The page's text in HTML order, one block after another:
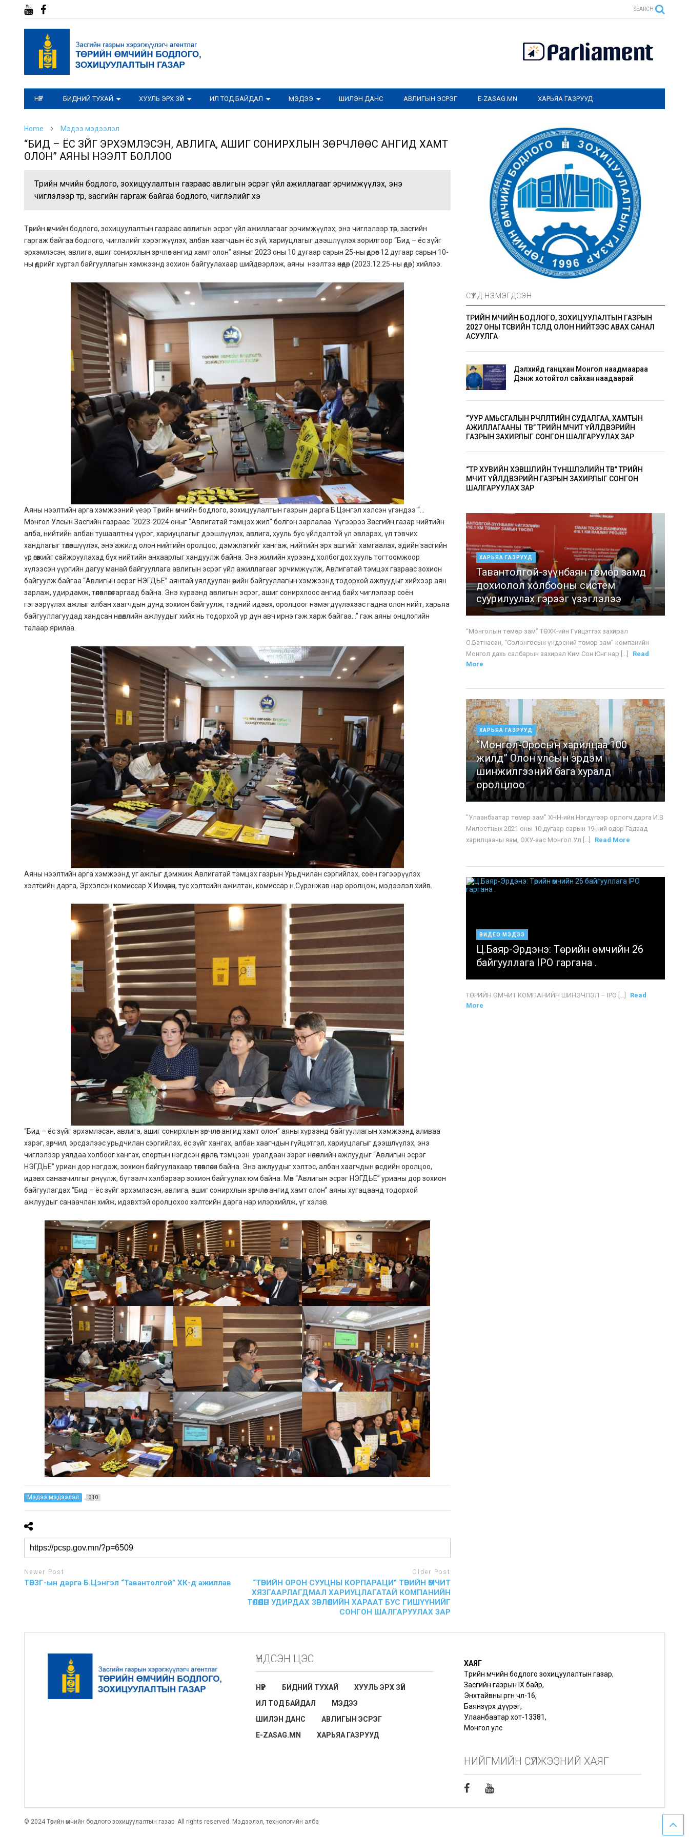
SEARCH
НҮҮР БИДНИЙ ТУХАЙ ХУУЛЬ ЭРХ ЗҮЙ ИЛ ТОД БАЙДАЛ МЭДЭЭ ШИЛЭН ДАНС АВЛИГЫН ЭСРЭГ E-ZASAG.MN ХАРЬЯА ГАЗРУУД
Home Мэдээ мэдээлэл
“БИД – ЁС ЗҮЙГ ЭРХЭМЛЭСЭН, АВЛИГА, АШИГ СОНИРХЛЫН ЗӨРЧЛӨӨС АНГИД ХАМТ
ОЛОН” АЯНЫ НЭЭЛТ БОЛЛОО
Төрийн өмчийн бодлого, зохицуулалтын газраас авлигын эсрэг үйл ажиллагааг эрчимжүүлэх, энэ
чиглэлээр төр, засгийн гаргаж байгаа бодлого, чиглэлийг хэ
Төрийн өмчийн бодлого, зохицуулалтын газраас авлигын эсрэг үйл ажиллагааг эрчимжүүлэх, энэ чиглэлээр төр, засгийн
гаргаж байгаа бодлого, чиглэлийг хэрэгжүүлэх, албан хаагчдын ёс зүй, хариуцлагыг дээшлүүлэх зорилгоор “Бид – ёс зүйг
эрхэмлэсэн, авлига, ашиг сонирхлын зөрчлөөс ангид хамт олон” аяныг 2023 оны 10 дугаар сарын 25-ны өдрөөс 12 дугаар сарын 10-
ны өдрийг хүртэл байгууллагын хэмжээнд зохион байгуулахаар шийдвэрлэж, аяны нээлтээ өнөөдөр (2023.12.25-ны өдөр) хийлээ.
Аяны нээлтийн арга хэмжээний үеэр Төрийн өмчийн бодлого, зохицуулалтын газрын дарга Б.Цэнгэл хэлсэн үгэндээ “…
Монгол Улсын Засгийн газраас “2023-2024 оныг “Авлигатай тэмцэх жил” болгон зарлалаа. Үүгээрээ Засгийн газар нийтийн
алба, нийтийн албан тушаалтны үүрэг, хариуцлагыг дээшлүүлэх, авлига, хууль бус үйлдэлтэй үл эвлэрэх, үл тэвчих
хандлагыг төлөвшүүлэх, энэ ажилд олон нийтийн оролцоо, дэмжлэгийг хангаж, нийтийн эрх ашгийг хамгаалах, эдийн засгийн
үр өгөөжийг сайжруулахад бүх нийтийн анхаарлыг хандуулж байна. Энэ жилийн хүрээнд холбогдох хууль тогтоомжоор
хүлээсэн үүргийн дагуу манай байгууллага авлигын эсрэг үйл ажиллагааг эрчимжүүлж, Авлигатай тэмцэх газраас зохион
байгуулж байгаа “Авлигын эсрэг НЭГДЬЕ” аянтай уялдуулан өөрийн байгууллагын хэмжээнд тодорхой ажлуудыг хийхээр аян
зарлаж, удирдамж, төлөвлөгөө гаргаад байна. Энэ хүрээнд авлигын эсрэг, ашиг сонирхлоос ангид байх чиглэлээр соён
гэгээрүүлэх ажлыг албан хаагчдын дунд зохион байгуулж, тэдний идэвх, оролцоог нэмэгдүүлэхээс гадна олон нийт, харьяа
байгууллагуудад хандсан нөлөөллийн ажлуудыг хийх нь тодорхой үр дүн авч ирнэ гэж харж байгаа…” гэж аяны онцлогийн
талаар ярилаа.
Аяны нээлтийн арга хэмжээнд уг ажлыг дэмжиж Авлигатай тэмцэх газрын Урьдчилан сэргийлэх, соён гэгээрүүлэх
хэлтсийн дарга, Эрхэлсэн комиссар Х.Ихмөрөн, тус хэлтсийн ажилтан, комиссар н.Сүрэнжав нар оролцож, мэдээлэл хийв.
“Бид – ёс зүйг эрхэмлэсэн, авлига, ашиг сонирхлын зөрчлөөс ангид хамт олон” аяны хүрээнд байгууллагын хэмжээнд аливаа
хэрэг, зөрчил, эрсдэлээс урьдчилан сэргийлэх, ёс зүйг хангах, албан хаагчдын гүйцэтгэл, хариуцлагыг дээшлүүлэх, энэ
чиглэлээр уялдаа холбоог хангах, спортын нэгдсэн өдөрлөг, тэмцээн уралдаан зэрэг нөлөөллийн ажлуудыг “Авлигын эсрэг
НЭГДЬЕ” уриан дор нэгдэж, зохион байгуулахаар төлөвлөсөн байна. Энэ ажлуудыг хэлтэс, албан хаагчдын өөрсдийн оролцоо,
идэвх санаачилгыг өрнүүлж, бүтээлч хэлбэрээр зохион байгуулах юм байна. Мөн “Авлигын эсрэг НЭГДЬЕ” урианы дор зохион
байгуулагдах “Бид – ёс зүйг эрхэмлэсэн, авлига, ашиг сонирхлын зөрчлөөс ангид хамт олон” аяны хугацаанд тодорхой
ажлуудыг санаачлан хийж, идэвхтэй оролцохоо хэлтсийн дарга нар илэрхийлж, үг хэлэв.
Мэдээ мэдээлэл 310
Newer Post
ТӨБЗГ-ын дарга Б.Цэнгэл “Тавантолгой” ХК-д ажиллав
Older Post
“ТӨРИЙН ОРОН СУУЦНЫ КОРПАРАЦИ” ТӨРИЙН ӨМЧИТ
ХЯЗГААРЛАГДМАЛ ХАРИУЦЛАГАТАЙ КОМПАНИЙН
ТӨЛӨӨЛӨН УДИРДАХ ЗӨВЛӨЛИЙН ХАРААТ БУС ГИШҮҮНИЙГ
СОНГОН ШАЛГАРУУЛАХ ЗАР
СҮҮЛД НЭМЭГДСЭН
ТӨРИЙН ӨМЧИЙН БОДЛОГО, ЗОХИЦУУЛАЛТЫН ГАЗРЫН
2027 ОНЫ ТӨСВИЙН ТӨСӨЛД ОЛОН НИЙТЭЭС АВАХ САНАЛ
АСУУЛГА
Дэлхийд ганцхан Монгол наадмаараа
Дэнж хотойтол сайхан наадаарай
“УУР АМЬСГАЛЫН ӨӨРЧЛӨЛТИЙН СУДАЛГАА, ХАМТЫН
АЖИЛЛАГААНЫ ТӨВ” ТӨРИЙН ӨМЧИТ ҮЙЛДВЭРИЙН
ГАЗРЫН ЗАХИРЛЫГ СОНГОН ШАЛГАРУУЛАХ ЗАР
“ТӨР ХУВИЙН ХЭВШЛИЙН ТҮНШЛЭЛИЙН ТӨВ” ТӨРИЙН
ӨМЧИТ ҮЙЛДВЭРИЙН ГАЗРЫН ЗАХИРЛЫГ СОНГОН
ШАЛГАРУУЛАХ ЗАР
ХАРЬЯА ГАЗРУУД
Тавантолгой-зүүнбаян төмөр замд
дохиолол холбооны систем
суурилуулах гэрээг үзэглэлээ
“Монголын төмөр зам” ТӨХК-ийн Гүйцэтгэх захирал
О.Батнасан, “Солонгосын үндэсний төмөр зам” компанийн
Монгол дахь салбарын захирал Ким Сон Юнг нар [...]
Read
More
ХАРЬЯА ГАЗРУУД
“Монгол-Оросын харилцаа 100
жилд” Олон улсын эрдэм
шинжилгээний бага хуралд
оролцлоо
"Улаанбаатар төмөр зам" ХНН-ийн Нэгдүгээр орлогч дарга И.В
Милостных 2021 оны 10 дугаар сарын 19-ний өдөр Гадаад
харилцааны яам, ОХУ-аас Монгол Ул [...]
Read More
ВИДЕО МЭДЭЭ
Ц.Баяр-Эрдэнэ: Төрийн өмчийн 26
байгууллага IPO гаргана .
ТӨРИЙН ӨМЧИТ КОМПАНИЙН ШИНЭЧЛЭЛ – IPO [...]
Read
More
ҮНДСЭН ЦЭС
НҮҮР БИДНИЙ ТУХАЙ
ХУУЛЬ ЭРХ ЗҮЙ
ИЛ ТОД БАЙДАЛ
МЭДЭЭ
ШИЛЭН ДАНС
АВЛИГЫН ЭСРЭГ
E-ZASAG.MN
ХАРЬЯА ГАЗРУУД
ХАЯГ
Төрийн өмчийн бодлого зохицуулалтын газар,
Засгийн газрын IX байр,
Энхтайвны өргөн чөлөө-16,
Баянзүрх дүүрэг,
Улаанбаатар хот-13381,
Монгол улс
НИЙГМИЙН СҮЛЖЭЭНИЙ ХАЯГ
© 2024 Төрийн өмчийн бодлого зохицуулалтын газар. All rights reserved. Мэдээлэл, технологийн алба